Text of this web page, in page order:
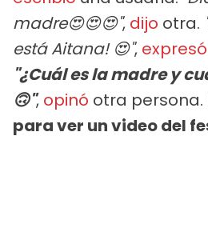
madre😍😍😍", dijo otra.
está Aitana! 😍", expresó
"¿Cuál es la madre y
🙃", opinó otra persona.
para ver un video del